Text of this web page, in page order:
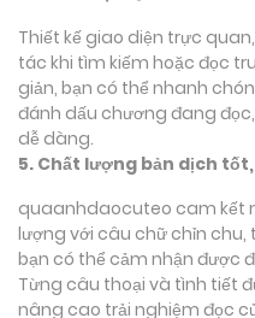
Thiết kế giao diện trực
tác khi tìm kiếm hoặc đọc
giản, bạn có thể nhanh
đánh dấu chương đang
dễ dàng.
5. Chất lượng bản dịch
quaanhdaocuteo cam kết
lượng với câu chữ chỉn
bạn có thể cảm nhận được
Từng câu thoại và tình tiết
nâng cao trải nghiệm đọc